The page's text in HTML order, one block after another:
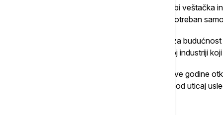
Stručnjaci za rad skreću pažnju i na to da bi veštačka
onih ljudi koji obavljaju poslove za koji je potreban
Prema trenutnim spekulacijama iz Centra za
"govorimo o 25 odsto radnih mesta u celoj industriji
Izveštaj Goldman Saksa objavljen ranije ove godine
radnim vremenom širom sveta moglo biti pod uticaj